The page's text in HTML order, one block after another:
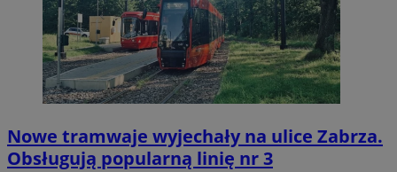
Nowe tramwaje wyjechały na ulice Zabrza.
Obsługują popularną linię nr 3